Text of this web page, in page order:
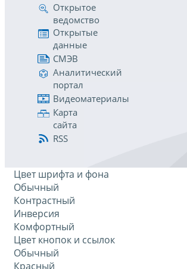
Открытое
ведомство
Открытые
данные
СМЭВ
Аналитический
портал
Видеоматериалы
Карта
сайта
RSS
Цвет шрифта и фона
Обычный
Контрастный
Инверсия
Комфортный
Цвет кнопок и ссылок
Обычный
Красный